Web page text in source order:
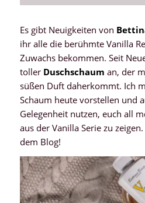
Es gibt Neuigkeiten von
ihr alle die berühmte Vanilla
Zuwachs bekommen. Seit
toller Duschschaum an, der
süßen Duft daherkommt. Ich
Schaum heute vorstellen und
Gelegenheit nutzen, euch all
aus der Vanilla Serie zu
dem Blog!